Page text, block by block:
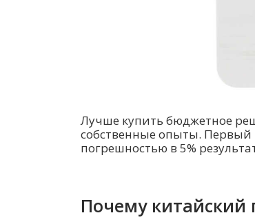
Лучше купить бюджетное
собственные опыты. Первый
погрешностью в 5%
Почему китайский